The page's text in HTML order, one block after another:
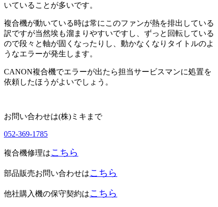
いていることが多いです。
複合機が動いている時は常にこのファンが熱を排出している
訳ですが当然埃も溜まりやすいですし、ずっと回転している
ので段々と軸が固くなったりし、動かなくなりタイトルのよ
うなエラーが発生します。
CANON複合機でエラーが出たら担当サービスマンに処置を
依頼したほうがよいでしょう。
お問い合わせは(株)ミキまで
052-369-1785
複合機修理はこちら
部品販売お問い合わせはこちら
他社購入機の保守契約はこちら